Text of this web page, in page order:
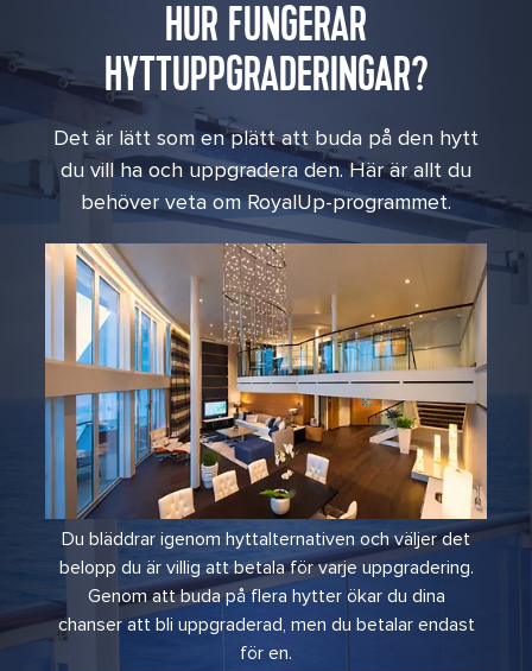
HUR FUNGERAR
HYTTUPPGRADERINGAR?
Det är lätt som en plätt att buda på den hytt
du vill ha och uppgradera den. Här är allt du
behöver veta om RoyalUp-programmet.
Du bläddrar igenom hyttalternativen och väljer det
belopp du är villig att betala för varje uppgradering.
Genom att buda på flera hytter ökar du dina
chanser att bli uppgraderad, men du betalar endast
för en.